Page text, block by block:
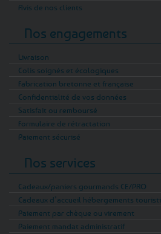
Avis de nos clients
Nos engagements
Livraison
Colis soignés et écologiques
Fabrication bretonne et française
Confidentialité de vos données
Satisfait ou remboursé
Formulaire de rétractation
Paiement sécurisé
Nos services
Cadeaux/paniers gourmands CE/PRO
Cadeaux d’accueil hébergements
Paiement par chèque ou virement
Paiement mandat administratif